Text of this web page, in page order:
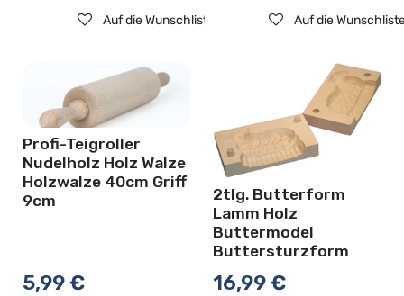
Auf die Wunschliste Auf die
Profi-Teigroller
Nudelholz Holz Walze
Holzwalze 40cm Griff
9cm
5,99€
2tlg. Butterform
Lamm Holz
Buttermodel
Buttersturzform
16,99€